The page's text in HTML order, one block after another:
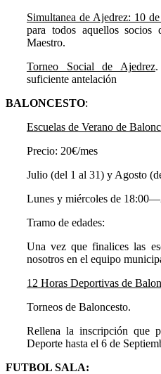
Simultanea de Ajedrez: 10
para todos aquellos socios
Maestro.
Torneo Social de Ajedrez.
suficiente antelación
BALONCESTO:
Escuelas de Verano de
Precio: 20€/mes
Julio (del 1 al 31) y Agosto
Lunes y miércoles de
Tramo de edades:
Una vez que finalices las
nosotros en el equipo
12 Horas Deportivas de
Torneos de Baloncesto.
Rellena la inscripción que
Deporte hasta el 6 de
FUTBOL SALA: